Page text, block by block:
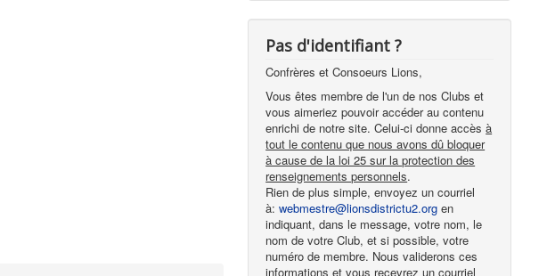
Pas d'identifiant ?
Confrères et Consoeurs Lions,
Vous êtes membre de l'un de nos Clubs et
vous aimeriez pouvoir accéder au contenu
enrichi de notre site. Celui-ci donne accèsà
tout le contenu que nous avons dû bloquer
à cause de la loi 25 sur la protection des
renseignements personnels.
Rien de plus simple, envoyez un courriel
à:webmestre@lionsdistrictu2.orgen
indiquant, dans le message, votre nom, le
nom de votre Club, et si possible, votre
numéro de membre. Nous validerons ces
informations et vous recevrez un courriel